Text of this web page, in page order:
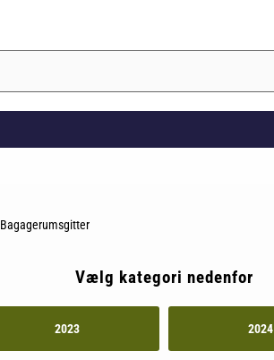
Bagagerumsgitter
Vælg kategori nedenfor
2023 2024